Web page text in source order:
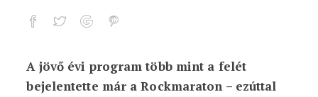
Újabb Rockmaraton 2019 névsor
A jövő évi program több mint a felét
bejelentette már a Rockmaraton – ezúttal